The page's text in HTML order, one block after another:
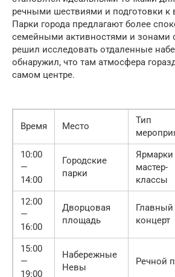
речными шествиями и подготовки к
Парки города предлагают более
семейными активностями и зонами
решил исследовать отдаленные
обнаружил, что там атмосфера
самом центре.
Время Место
Тип
10:00
—
14:00
Городские
парки
Ярмарки
мастер-
классы
12:00
—
16:00
Дворцовая
площадь
Главный
концерт
15:00
—
19:00
Набережные
Невы
Речной